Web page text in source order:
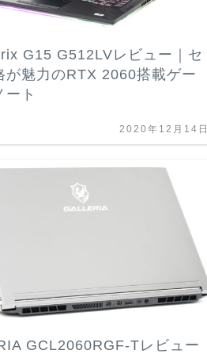
G15 G512LVレビュー｜セ
が魅力のRTX 2060搭載ゲー
ート
2020年12月14日
GCL2060RGF-Tレビュー